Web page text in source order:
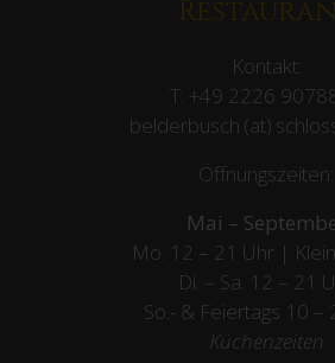
Kontakt:
T: +49 2226
belderbusch (at)
Öffnungszeiten:
Mai –
Mo. 12 – 21 Uhr |
Di. – Sa. 12 – 21
So.- & Feiertags 10 –
Küchenzeiten